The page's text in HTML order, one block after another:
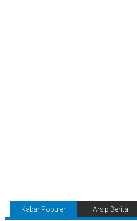
Kabar Populer Arsip Berita